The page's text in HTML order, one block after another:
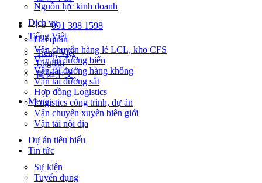
091 398 1598
Tiếng Việt
Tiếng Việt
English
简体中文
Menu
Nguồn lực kinh doanh
Dịch vụ
Hải quan
Vận chuyển hàng lẻ LCL, kho CFS
Vận tải đường biển
Vận tải đường hàng không
Vận tải đường sắt
Hợp đồng Logistics
Logistics công trình, dự án
Vận chuyển xuyên biên giới
Vận tải nội địa
Dự án tiêu biểu
Tin tức
Sự kiện
Tuyển dụng